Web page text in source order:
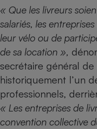
« Que les livreurs
salariés, les
leur vélo ou de
de sa location »,
secrétaire général
historiquement l’un
professionnels,
« Les entreprises de
convention collective